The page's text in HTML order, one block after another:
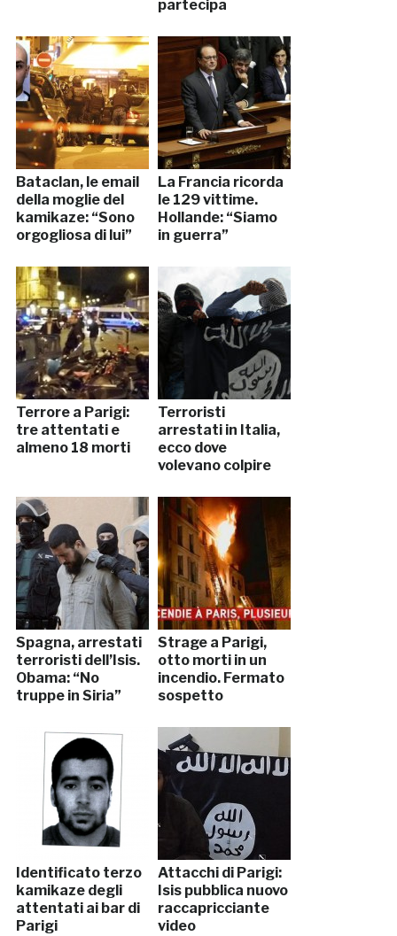
partecipa
Bataclan, le email
della moglie del
kamikaze: “Sono
orgogliosa di lui”
La Francia ricorda
le 129 vittime.
Hollande: “Siamo
in guerra”
Terrore a Parigi:
tre attentati e
almeno 18 morti
Terroristi
arrestati in Italia,
ecco dove
volevano colpire
Spagna, arrestati
terroristi dell’Isis.
Obama: “No
truppe in Siria”
Strage a Parigi,
otto morti in un
incendio. Fermato
sospetto
Identificato terzo
kamikaze degli
attentati ai bar di
Parigi
Attacchi di Parigi:
Isis pubblica nuovo
raccapricciante
video